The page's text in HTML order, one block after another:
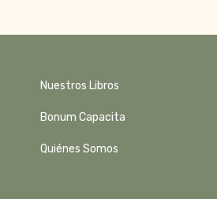
Nuestros Libros
Bonum Capacita
Quiénes Somos